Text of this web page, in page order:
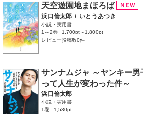
天空遊園地まほろば
浜口倫太郎 / いとうあつき
小説・実用書
1～2巻
1,700pt～1,800pt
レビュー投稿数0件
サンナムジャ ～ヤンキー
って人生が変わった件～
浜口倫太郎
小説・実用書
1巻
1,530pt